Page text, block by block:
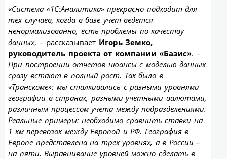
«Система «1С:Аналитика» прекрасно подходит для
тех случаев, когда в базе учет ведется
ненормализованно, есть проблемы по качеству
данных, – рассказывает Игорь Земко,
руководитель проекта от компании «Базис». –
При построении отчетов нюансы с моделью данных
сразу встают в полный рост. Так было в
«Транскоме»: мы сталкивались с разными уровнями
географии в странах, разными учетными валютами,
различным процессом учета между подразделениями.
Реальные примеры: необходимо сравнить ставки на
1 км перевозок между Европой и РФ. География в
Европе представлена на трех уровнях, а в России –
на пяти. Выравнивание уровней можно сделать в